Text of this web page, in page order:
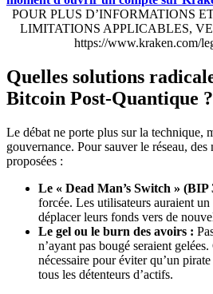
POUR PLUS D’INFORMATIONS
LIMITATIONS APPLICABLES,
https://www.kraken.com/
Quelles solutions
Bitcoin Post-Quantique ?
Le débat ne porte plus sur la technique,
gouvernance. Pour sauver le réseau, des
proposées :
Le « Dead Man’s Switch » (BIP
forcée. Les utilisateurs auraient
déplacer leurs fonds vers de
Le gel ou le burn des avoirs :
n’ayant pas bougé seraient
nécessaire pour éviter qu’un
tous les détenteurs d’actifs.